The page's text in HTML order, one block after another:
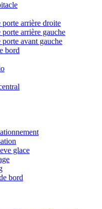
arrière droite
arrière gauche
avant gauche
bord
glace
bord